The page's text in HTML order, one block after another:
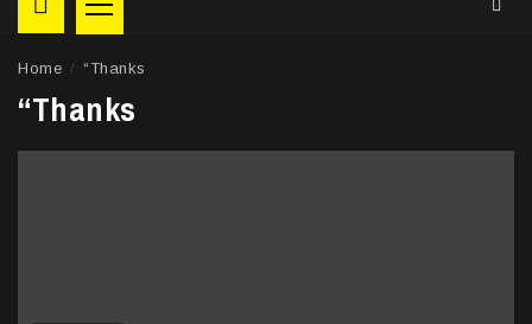
Primary
Menu
Home “Thanks
“Thanks